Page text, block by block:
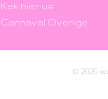
Kek hier us
Carnaval Overige
© 2026